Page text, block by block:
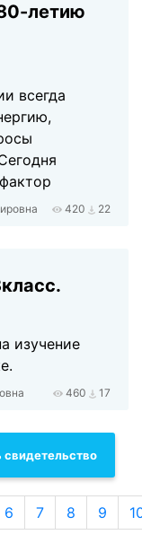
летию
всегда
420 22
изучение
460 17
свидетельство
6 7 8 9